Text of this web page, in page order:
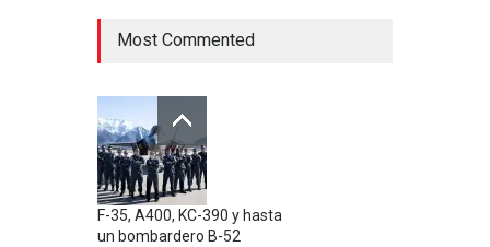
Most Commented
F-35, A400, KC-390 y hasta
un bombardero B-52